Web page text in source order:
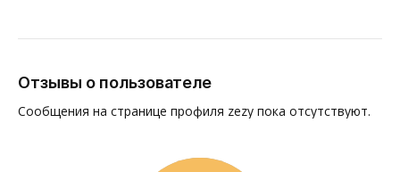
Отзывы о пользователе
Сообщения на странице профиля zezy пока отсутствуют.